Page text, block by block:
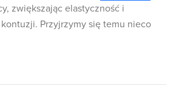
zwiększając elastyczność i
Przyjrzymy się temu nieco